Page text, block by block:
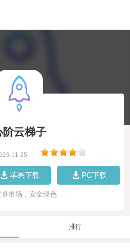
阶云梯子
11-25
苹果下载 PC下载
卓市场，安全绿色
排行